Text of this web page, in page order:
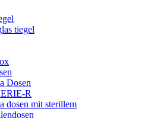
tiegel
Dosen
R
dosen mit sterillem